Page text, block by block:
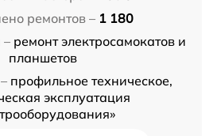
ремонтов – 1 180
ремонт электросамокатов и
планшетов
профильное техническое,
эксплуатация